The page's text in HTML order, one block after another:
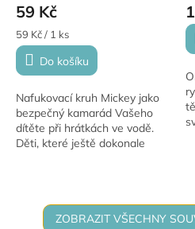
59 Kč
Měrná
cena:
59 Kč / 1 ks
Do košíku
Nafukovací kruh Mickey jako
bezpečný kamarád Vašeho
dítěte při hrátkách ve vodě.
Děti, které ještě dokonale
ZOBRAZIT VŠECHNY